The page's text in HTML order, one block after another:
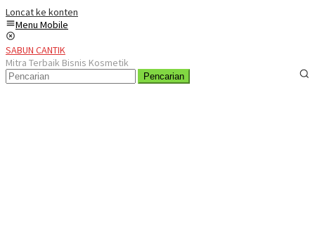
Loncat ke konten
Menu Mobile
SABUN CANTIK
Mitra Terbaik Bisnis Kosmetik
Pencarian